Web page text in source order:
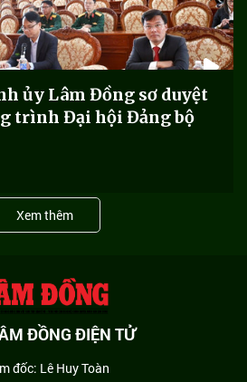
ủy Lâm Đồng sơ duyệt
trình Đại hội Đảng bộ
Xem thêm
ĐỒNG ĐIỆN TỬ
đốc: Lê Huy Toàn